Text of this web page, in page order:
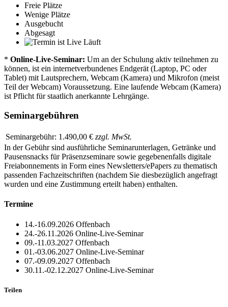
Freie Plätze
Wenige Plätze
Ausgebucht
Abgesagt
Läuft
* Online-Live-Seminar: Um an der Schulung aktiv teilnehmen zu
können, ist ein internetverbundenes Endgerät (Laptop, PC oder
Tablet) mit Lautsprechern, Webcam (Kamera) und Mikrofon (meist
Teil der Webcam) Voraussetzung. Eine laufende Webcam (Kamera)
ist Pflicht für staatlich anerkannte Lehrgänge.
Seminargebühren
Seminargebühr: 1.490,00 € zzgl. MwSt.
In der Gebühr sind ausführliche Seminarunterlagen, Getränke und
Pausensnacks für Präsenzseminare sowie gegebenenfalls digitale
Freiabonnements in Form eines Newsletters/ePapers zu thematisch
passenden Fachzeitschriften (nachdem Sie diesbezüglich angefragt
wurden und eine Zustimmung erteilt haben) enthalten.
Termine
14.-16.09.2026 Offenbach
24.-26.11.2026 Online-Live-Seminar
09.-11.03.2027 Offenbach
01.-03.06.2027 Online-Live-Seminar
07.-09.09.2027 Offenbach
30.11.-02.12.2027 Online-Live-Seminar
Teilen